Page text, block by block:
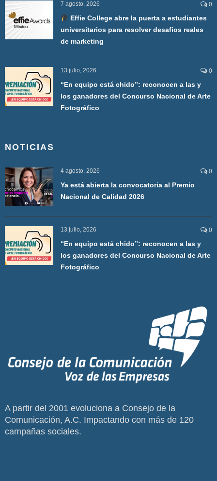
7 agosto, 2026 0
Effie College abre la puerta a estudiantes
universitarios para resolver desafíos reales
de marketing
13 julio, 2026 0
“En equipo está chido”: reconocen a las y
los ganadores del Concurso Nacional de Arte
Fotográfico
NOTICIAS
4 agosto, 2026 0
Ya está abierta la convocatoria al Premio
Nacional de Calidad 2026
13 julio, 2026 0
“En equipo está chido”: reconocen a las y
los ganadores del Concurso Nacional de Arte
Fotográfico
A partir del 2001 evoluciona a Consejo de la
Comunicación, A.C. Impactando con más de 120
campañas sociales.